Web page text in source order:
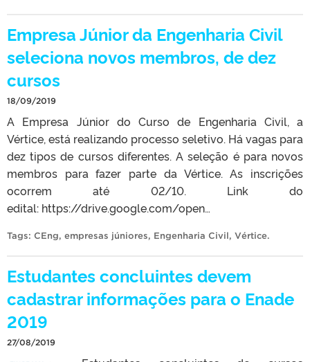
Empresa Júnior da Engenharia Civil
seleciona novos membros, de dez
cursos
18/09/2019
A Empresa Júnior do Curso de Engenharia Civil, a
Vértice, está realizando processo seletivo. Há vagas para
dez tipos de cursos diferentes. A seleção é para novos
membros para fazer parte da Vértice. As inscrições
ocorrem até 02/10. Link do
edital: https://drive.google.com/open…
Tags: CEng, empresas júniores, Engenharia Civil, Vértice.
Estudantes concluintes devem
cadastrar informações para o Enade
2019
27/08/2019